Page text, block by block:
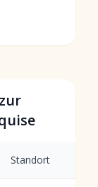
Standort